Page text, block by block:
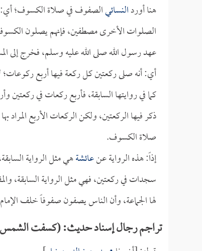
هنا أوردالنسائيالصفوف في صلاة الكسوف؛ أي:
الصلوات الأخرى مصطفين، فإنهم يصلون
عهد رسول الله صلى الله عليه وسلم، فخرج
أي: أنه صلى ركعتين كل ركعة فيها أربع ركوعات؛
كما في روايتها السابقة، فأربع ركعات في ركعتين
ذكر فيها الركعتين، ولكن الركعات الأربع
صلاة الكسوف.
إذاً: هذه الرواية عنعائشةهي مثل الرواية
سجدات في ركعتين، فهي مثل الرواية السابقة،
لها الجماعة، وأن الناس يصفون صفوفاً خلف
تراجم رجال إسناد حديث: (كسفت